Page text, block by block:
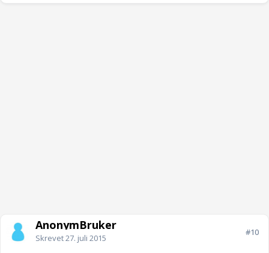
AnonymBruker
Skrevet27. juli 2015
#10